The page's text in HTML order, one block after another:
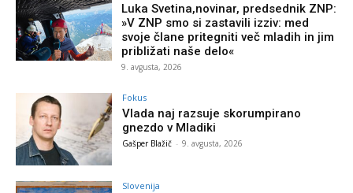
Luka Svetina,novinar, predsednik ZNP:
»V ZNP smo si zastavili izziv: med
svoje člane pritegniti več mladih in jim
približati naše delo«
9. avgusta, 2026
Fokus
Vlada naj razsuje skorumpirano
gnezdo v Mladiki
Gašper Blažič - 9. avgusta, 2026
Slovenija